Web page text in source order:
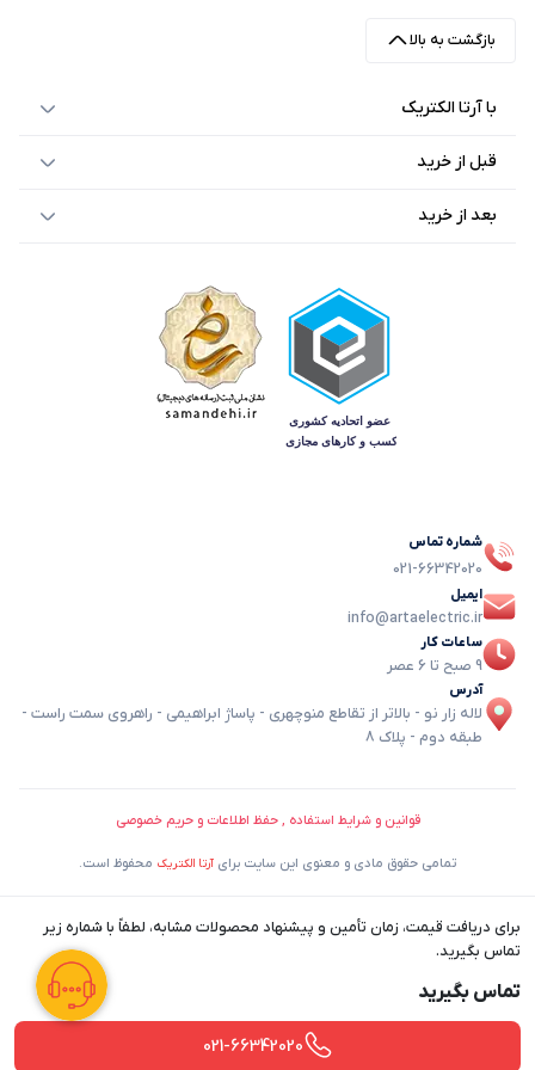
بازگشت به بالا
با آرتا الکتریک
قبل از خرید
بعد از خرید
شماره تماس
021-66342020
ایمیل
info@artaelectric.ir
ساعات کار
9 صبح تا 6 عصر
آدرس
لاله زار نو - بالاتر از تقاطع منوچهری - پاساژ ابراهیمی - راهروی سمت راست -
طبقه دوم - پلاک 8
قوانین و شرایط استفاده , حفظ اطلاعات و حریم خصوصی
تمامی حقوق مادی و معنوی این سایت برای آرتا الکتریک محفوظ است.
برای دریافت قیمت، زمان تأمین و پیشنهاد محصولات مشابه، لطفاً با شماره زیر
تماس بگیرید.
تماس بگیرید
021-66342020